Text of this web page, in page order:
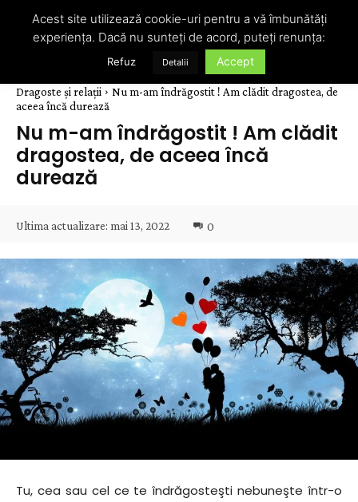
Dragoste și relații
Nu m-am îndrăgostit ! Am clădit dragostea, de
aceea încă durează
Nu m-am îndrăgostit ! Am clădit
dragostea, de aceea încă
durează
Ultima actualizare: mai 13, 2022 0
Tu, cea sau cel ce te îndrăgosteşti nebuneşte într-o
Acest site utilizează cookie-uri pentru a vă îmbunătăți
experiența. Dacă nu sunteți de acord, puteți renunța:
Refuz Detalii Accept